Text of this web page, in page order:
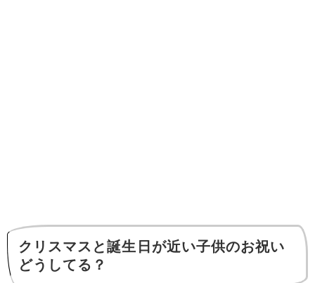
クリスマスと誕生日が近い子供のお祝い
どうしてる？